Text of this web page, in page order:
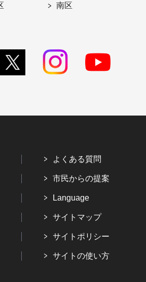
南区
よくある質問
市民からの提案
Language
サイトマップ
サイトポリシー
サイトの使い方